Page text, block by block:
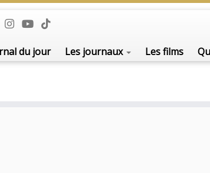
du jour Les journaux Les films